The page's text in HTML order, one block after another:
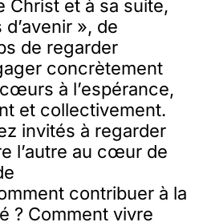
Christ et à sa suite,
», de
de regarder
concrètement
à l’espérance,
et collectivement.
invités à regarder
l’autre au cœur de
contribuer à la
? Comment vivre